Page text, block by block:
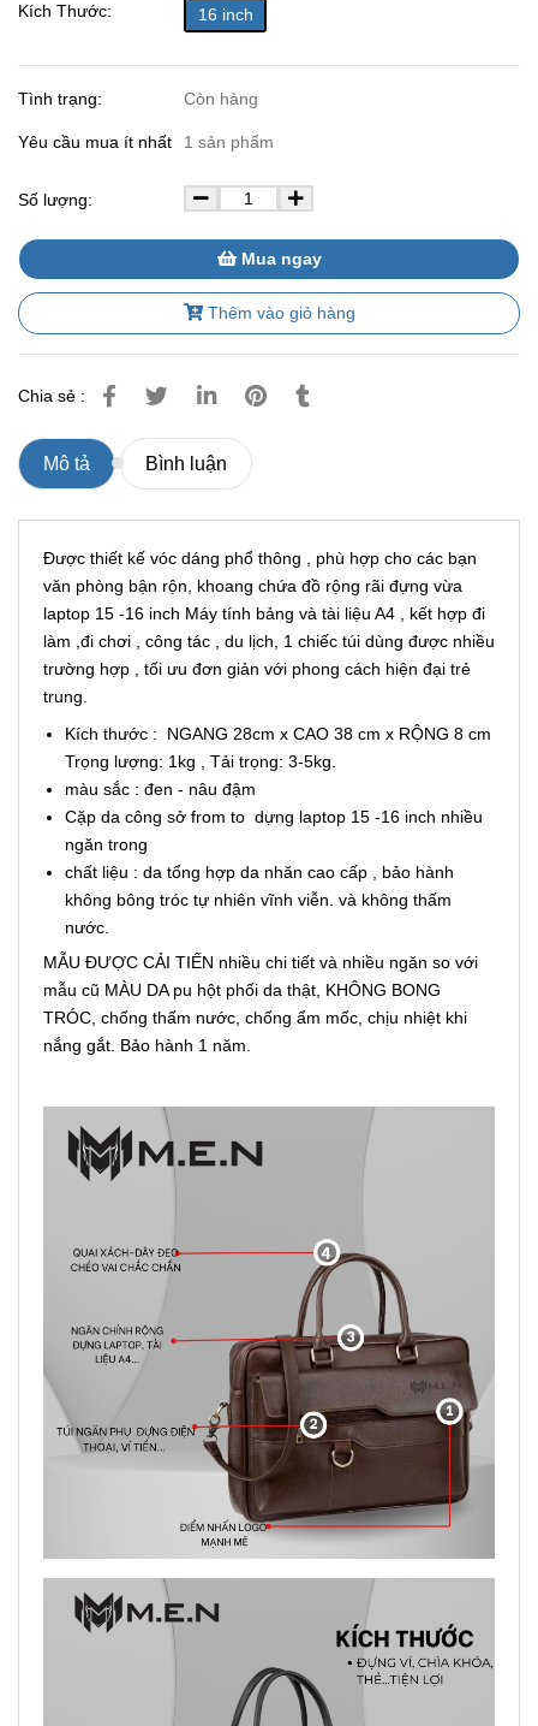
Kích Thước: 16 inch
Tình trạng: Còn hàng
Yêu cầu mua ít nhất 1 sản phẩm
Số lượng:
Mua ngay
Thêm vào giỏ hàng
Chia sẻ :
Mô tả Bình luận
Được thiết kế vóc dáng phổ thông , phù hợp cho các bạn
văn phòng bận rộn, khoang chứa đồ rộng rãi đựng vừa
laptop 15 -16 inch Máy tính bảng và tài liệu A4 , kết hợp đi
làm ,đi chơi , công tác , du lịch, 1 chiếc túi dùng được nhiều
trường hợp , tối ưu đơn giản với phong cách hiện đại trẻ
trung.
Kích thước : NGANG 28cm x CAO 38 cm x RỘNG 8 cm
Trọng lượng: 1kg , Tải trọng: 3-5kg.
màu sắc : đen - nâu đậm
Cặp da công sở from to dựng laptop 15 -16 inch nhiều
ngăn trong
chất liệu : da tổng hợp da nhăn cao cấp , bảo hành
không bông tróc tự nhiên vĩnh viễn. và không thấm
nước.
MẪU ĐƯỢC CẢI TIẾN nhiều chi tiết và nhiều ngăn so với
mẫu cũ MÀU DA pu hột phối da thật, KHÔNG BONG
TRÓC, chống thấm nước, chống ẩm mốc, chịu nhiệt khi
nắng gắt. Bảo hành 1 năm.